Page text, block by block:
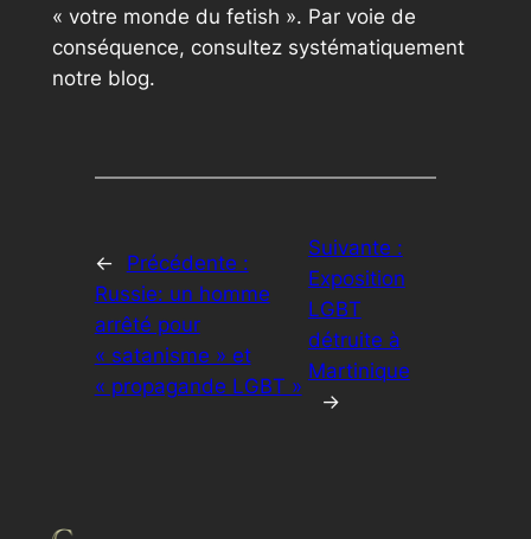
« votre monde du fetish ». Par voie de
conséquence, consultez systématiquement
notre blog.
←
Précédente :
Russie: un homme
arrêté pour
« satanisme » et
« propagande LGBT »
Suivante :
Exposition
LGBT
détruite à
Martinique
→